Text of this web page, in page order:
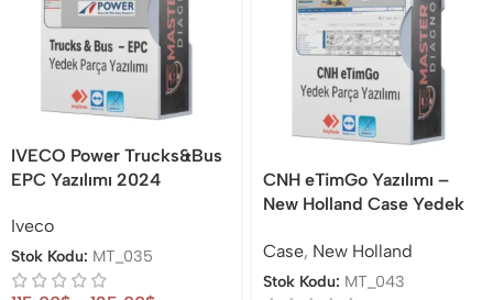
IVECO Power Trucks&Bus
EPC Yazılımı 2024
Iveco
Stok Kodu: MT_035
CNH eTimGo Yazılımı –
New Holland Case Yedek
Case, New Holland
Stok Kodu: MT_043